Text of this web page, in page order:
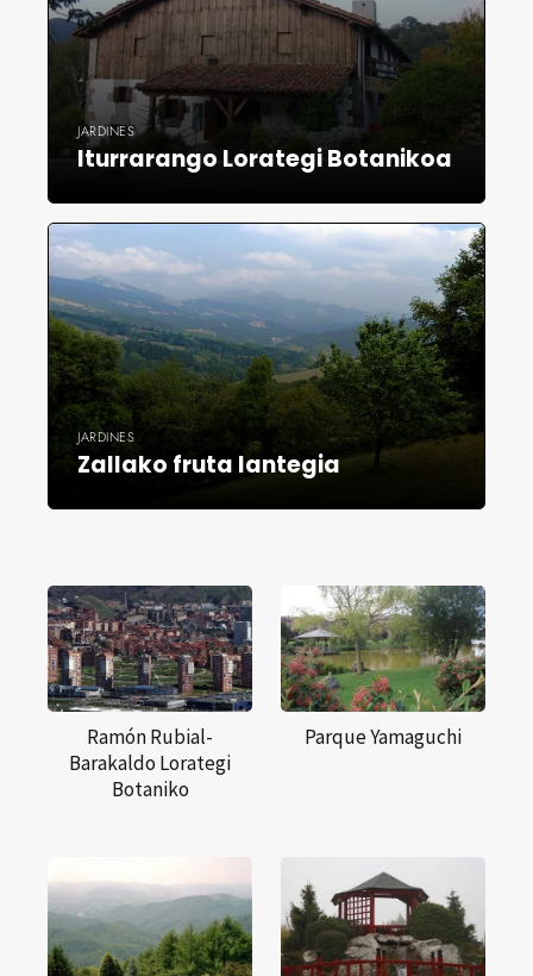
JARDINES
Iturrarango Lorategi Botanikoa
JARDINES
Zallako fruta lantegia
Ramón Rubial-
Barakaldo Lorategi
Botaniko
Parque Yamaguchi